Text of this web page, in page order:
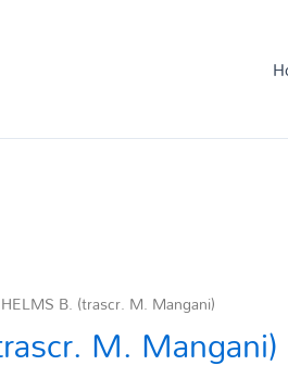
B. (trascr. M. Mangani)
M. Mangani)